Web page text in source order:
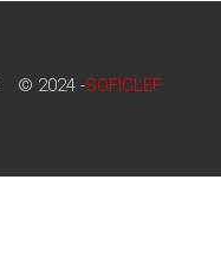
© 2024 -SOFICLEF